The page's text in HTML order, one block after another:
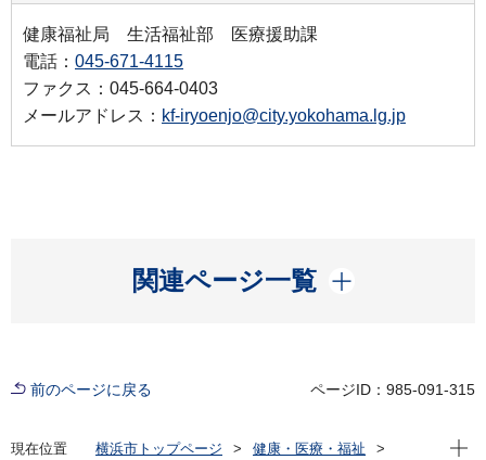
健康福祉局 生活福祉部 医療援助課
電話： 045-671-4115
ファクス：045-664-0403
メールアドレス： kf-iryoenjo@city.yokohama.lg.jp
関連ページ一覧
開く
前のページに戻る ページID：985-091-315
現在位置 横浜市トップページ
健康・医療・福祉
現在